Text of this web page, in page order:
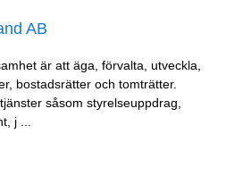
AB
är att äga, förvalta, utveckla,
bostadsrätter och tomträtter.
såsom styrelseuppdrag,
j ...